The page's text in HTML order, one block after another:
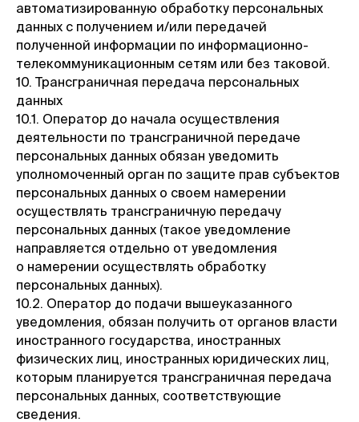
автоматизированную обработку персональных
данных с получением и/или передачей
полученной информации по информационно-
телекоммуникационным сетям или без таковой.
10. Трансграничная передача персональных
данных
10.1. Оператор до начала осуществления
деятельности по трансграничной передаче
персональных данных обязан уведомить
уполномоченный орган по защите прав субъектов
персональных данных о своем намерении
осуществлять трансграничную передачу
персональных данных (такое уведомление
направляется отдельно от уведомления
о намерении осуществлять обработку
персональных данных).
10.2. Оператор до подачи вышеуказанного
уведомления, обязан получить от органов власти
иностранного государства, иностранных
физических лиц, иностранных юридических лиц,
которым планируется трансграничная передача
персональных данных, соответствующие
сведения.